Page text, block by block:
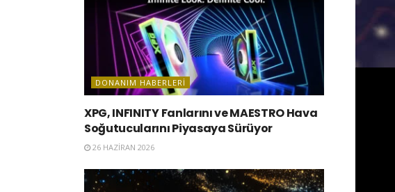
DONANIM HABERLERI
XPG, INFINITY Fanlarını ve MAESTRO Hava
Soğutucularını Piyasaya Sürüyor
26 HAZIRAN 2026